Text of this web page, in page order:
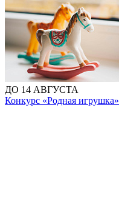
ДО 14 АВГУСТА
Конкурс «Родная игрушка»